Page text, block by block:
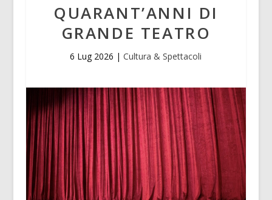
QUARANT’ANNI DI
GRANDE TEATRO
6 Lug 2026 |Cultura & Spettacoli